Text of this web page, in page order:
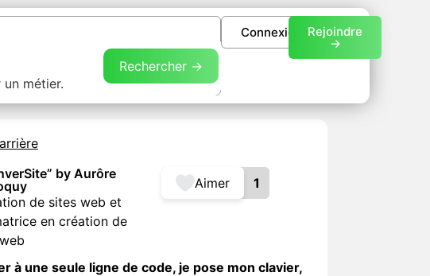
métier.
Rechercher →
Connexion Rejoindre
->
by Aurôre
de sites web et
en création de
Aimer 1
à une seule ligne de code, je pose mon clavier,